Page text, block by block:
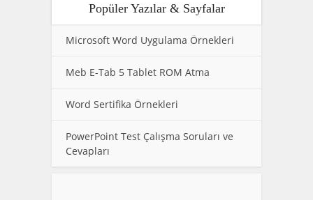
Popüler Yazılar & Sayfalar
Microsoft Word Uygulama Örnekleri
Meb E-Tab 5 Tablet ROM Atma
Word Sertifika Örnekleri
PowerPoint Test Çalışma Soruları ve
Cevapları